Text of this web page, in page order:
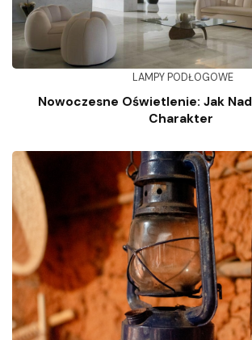
LAMPY PODŁOGOWE
Nowoczesne Oświetlenie: Jak
Charakter